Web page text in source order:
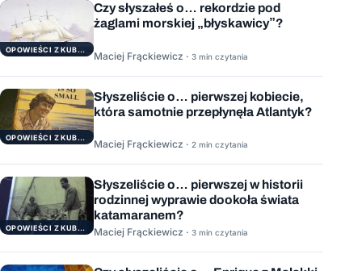
OPOWIEŚCI Z KUBRYKU
Czy słyszałeś o… rekordzie pod
żaglami morskiej „błyskawicy”?
Maciej Frąckiewicz · 3 min czytania
OPOWIEŚCI Z KUBRYKU
Słyszeliście o… pierwszej kobiecie,
która samotnie przepłynęła Atlantyk?
Maciej Frąckiewicz · 2 min czytania
OPOWIEŚCI Z KUBRYKU
Słyszeliście o… pierwszej w historii
rodzinnej wyprawie dookoła świata
katamaranem?
Maciej Frąckiewicz · 3 min czytania